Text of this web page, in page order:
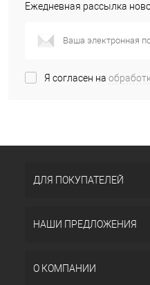
Ежедневная рассылка
Я согласен на
ДЛЯ ПОКУПАТЕЛЕЙ
НАШИ ПРЕДЛОЖЕНИЯ
О КОМПАНИИ